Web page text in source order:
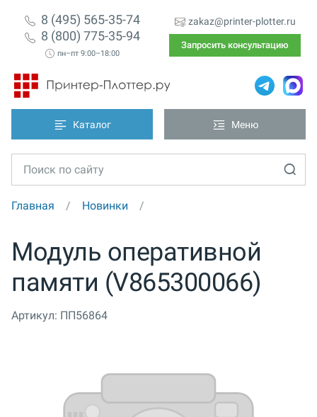
8 (495) 565-35-74
8 (800) 775-35-94
пн–пт 9:00–18:00
zakaz@printer-plotter.ru
Запросить консультацию
Каталог Меню
Главная Новинки
Модуль оперативной
памяти (V865300066)
Артикул: ПП56864